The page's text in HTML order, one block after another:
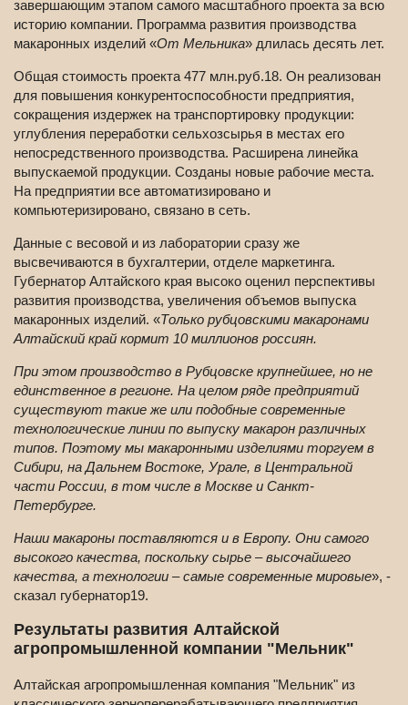
завершающим этапом самого масштабного проекта за всю
историю компании. Программа развития производства
макаронных изделий «От Мельника» длилась десять лет.
Общая стоимость проекта 477 млн.руб.18. Он реализован
для повышения конкурентоспособности предприятия,
сокращения издержек на транспортировку продукции:
углубления переработки сельхозсырья в местах его
непосредственного производства. Расширена линейка
выпускаемой продукции. Созданы новые рабочие места.
На предприятии все автоматизировано и
компьютеризировано, связано в сеть.
Данные с весовой и из лаборатории сразу же
высвечиваются в бухгалтерии, отделе маркетинга.
Губернатор Алтайского края высоко оценил перспективы
развития производства, увеличения объемов выпуска
макаронных изделий. «Только рубцовскими макаронами
Алтайский край кормит 10 миллионов россиян.
При этом производство в Рубцовске крупнейшее, но не
единственное в регионе. На целом ряде предприятий
существуют такие же или подобные современные
технологические линии по выпуску макарон различных
типов. Поэтому мы макаронными изделиями торгуем в
Сибири, на Дальнем Востоке, Урале, в Центральной
части России, в том числе в Москве и Санкт-
Петербурге.
Наши макароны поставляются и в Европу. Они самого
высокого качества, поскольку сырье – высочайшего
качества, а технологии – самые современные мировые», -
сказал губернатор19.
Результаты развития Алтайской
агропромышленной компании "Мельник"
Алтайская агропромышленная компания "Мельник" из